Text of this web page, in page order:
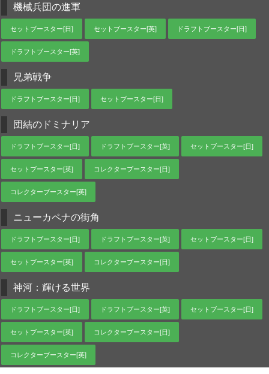
機械兵団の進軍
セットブースター[日] セットブースター[英] ドラフトブースター[日]
ドラフトブースター[英]
兄弟戦争
ドラフトブースター[日] セットブースター[日]
団結のドミナリア
ドラフトブースター[日] ドラフトブースター[英] セットブースター[日]
セットブースター[英] コレクターブースター[日]
コレクターブースター[英]
ニューカペナの街角
ドラフトブースター[日] ドラフトブースター[英] セットブースター[日]
セットブースター[英] コレクターブースター[日]
神河：輝ける世界
ドラフトブースター[日] ドラフトブースター[英] セットブースター[日]
セットブースター[英] コレクターブースター[日]
コレクターブースター[英]